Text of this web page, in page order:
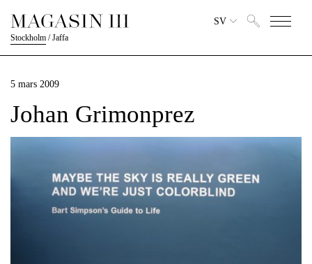
Stockholm /Jaffa
SV
5 mars 2009
Johan Grimonprez